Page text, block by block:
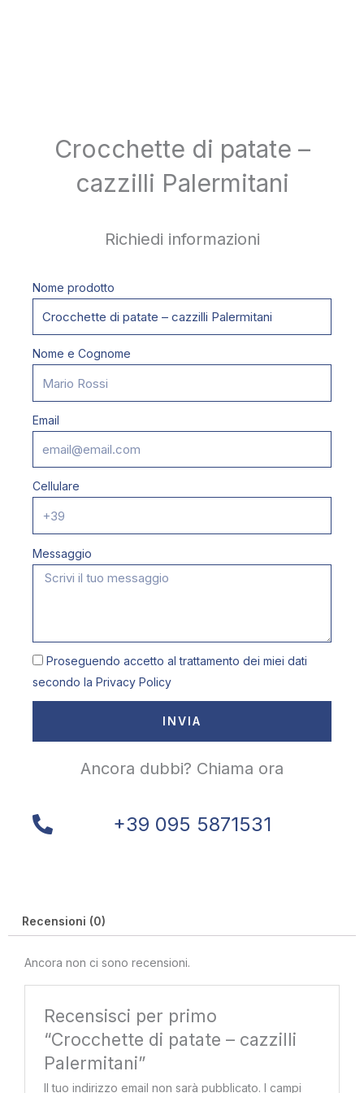
Crocchette di patate –
cazzilli Palermitani
Richiedi informazioni
Nome prodotto
Nome e Cognome
Email
Cellulare
Messaggio
Proseguendo accetto al trattamento dei miei dati
secondo la Privacy Policy
INVIA
Ancora dubbi? Chiama ora
+39 095 5871531
Recensioni (0)
Ancora non ci sono recensioni.
Recensisci per primo
“Crocchette di patate – cazzilli
Palermitani”
Il tuo indirizzo email non sarà pubblicato. I campi